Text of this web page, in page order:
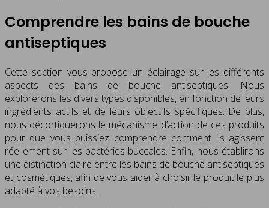
Comprendre les bains de bouche
antiseptiques
Cette section vous propose un éclairage sur les différents
aspects des bains de bouche antiseptiques. Nous
explorerons les divers types disponibles, en fonction de leurs
ingrédients actifs et de leurs objectifs spécifiques. De plus,
nous décortiquerons le mécanisme d’action de ces produits
pour que vous puissiez comprendre comment ils agissent
réellement sur les bactéries buccales. Enfin, nous établirons
une distinction claire entre les bains de bouche antiseptiques
et cosmétiques, afin de vous aider à choisir le produit le plus
adapté à vos besoins.